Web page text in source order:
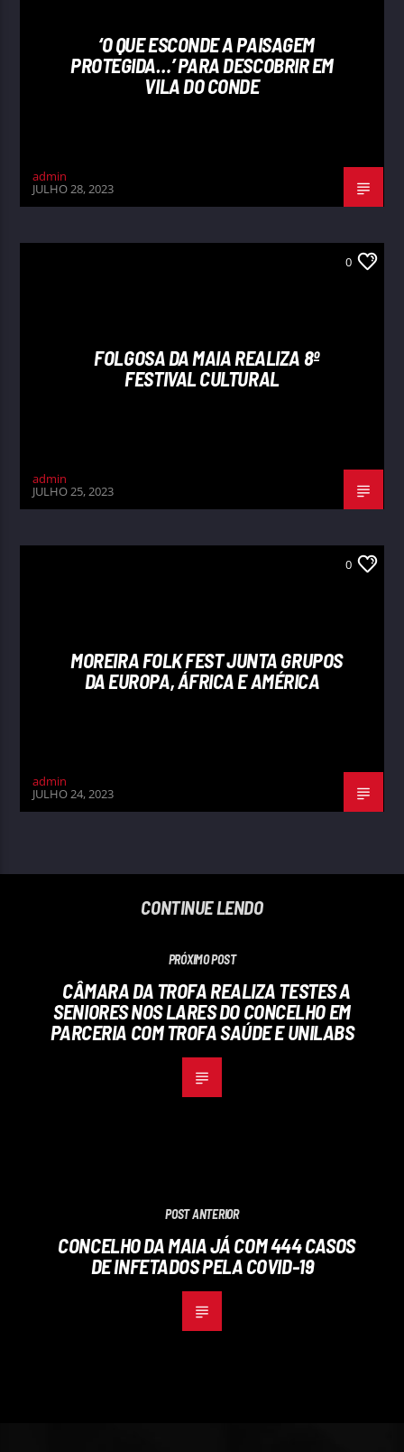
‘O QUE ESCONDE A PAISAGEM
PROTEGIDA…’ PARA DESCOBRIR EM
VILA DO CONDE
admin
JULHO 28, 2023
0
FOLGOSA DA MAIA REALIZA 8º
FESTIVAL CULTURAL
admin
JULHO 25, 2023
0
MOREIRA FOLK FEST JUNTA GRUPOS
DA EUROPA, ÁFRICA E AMÉRICA
admin
JULHO 24, 2023
CONTINUE LENDO
PRÓXIMO POST
CÂMARA DA TROFA REALIZA TESTES A
SENIORES NOS LARES DO CONCELHO EM
PARCERIA COM TROFA SAÚDE E UNILABS
POST ANTERIOR
CONCELHO DA MAIA JÁ COM 444 CASOS
DE INFETADOS PELA COVID-19